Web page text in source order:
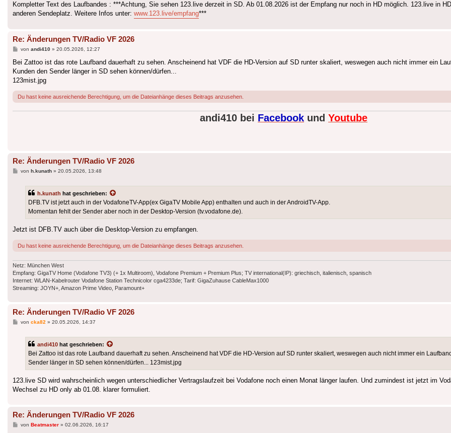
Kompletter Text des Laufbandes : ***Achtung, Sie sehen 123.live derzeit in SD. Ab 01.08.2026 ist der Empfang nur noch in HD möglich. 123.live in
anderen Sendeplatz. Weitere Infos unter: www.123.live/empfang***
Re: Änderungen TV/Radio VF 2026
Beitrag
von andi410» 20.05.2026, 12:27
Bei Zattoo ist das rote Laufband dauerhaft zu sehen. Anscheinend hat VDF die HD-Version auf SD runter skaliert, weswegen auch nicht immer ein
Kunden den Sender länger in SD sehen können/dürfen...
123mist.jpg
Du hast keine ausreichende Berechtigung, um die Dateianhänge dieses Beitrags anzusehen.
andi410 bei Facebook und Youtube
Re: Änderungen TV/Radio VF 2026
Beitrag
von h.kunath» 20.05.2026, 13:48
h.kunath hat geschrieben:
DFB.TV ist jetzt auch in der VodafoneTV-App(ex GigaTV Mobile App) enthalten und auch in der AndroidTV-App.
Momentan fehlt der Sender aber noch in der Desktop-Version (tv.vodafone.de).
Jetzt ist DFB.TV auch über die Desktop-Version zu empfangen.
Du hast keine ausreichende Berechtigung, um die Dateianhänge dieses Beitrags anzusehen.
Netz: München West
Empfang: GigaTV Home (Vodafone TV3) (+ 1x Multiroom), Vodafone Premium + Premium Plus; TV international(IP): griechisch, italienisch, spanisch
Internet: WLAN-Kabelrouter Vodafone Station Technicolor cga4233de; Tarif: GigaZuhause CableMax1000
Streaming: JOYN+, Amazon Prime Video, Paramount+
Re: Änderungen TV/Radio VF 2026
Beitrag
von cka82 » 20.05.2026, 14:37
andi410 hat geschrieben:
Bei Zattoo ist das rote Laufband dauerhaft zu sehen. Anscheinend hat VDF die HD-Version auf SD runter skaliert, weswegen auch nicht immer ein
Sender länger in SD sehen können/dürfen... 123mist.jpg
123.live SD wird wahrscheinlich wegen unterschiedlicher Vertragslaufzeit bei Vodafone noch einen Monat länger laufen. Und zumindest ist jetzt im
Wechsel zu HD only ab 01.08. klarer formuliert.
Re: Änderungen TV/Radio VF 2026
Beitrag
von Beatmaster» 02.06.2026, 16:17